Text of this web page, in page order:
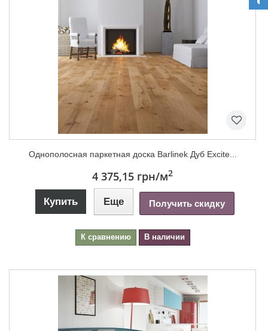
Однополосная паркетная доска Barlinek Дуб Excite...
4 375,15 грн/м2
Купить Еще Получить скидку
К сравнению В наличии